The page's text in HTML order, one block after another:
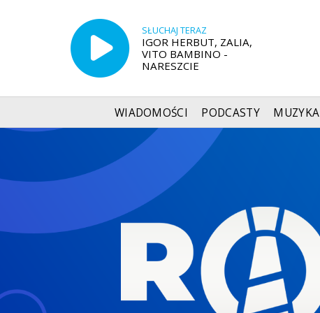
SŁUCHAJ TERAZ
IGOR HERBUT, ZALIA,
VITO BAMBINO -
NARESZCIE
WIADOMOŚCI PODCASTY MUZYKA